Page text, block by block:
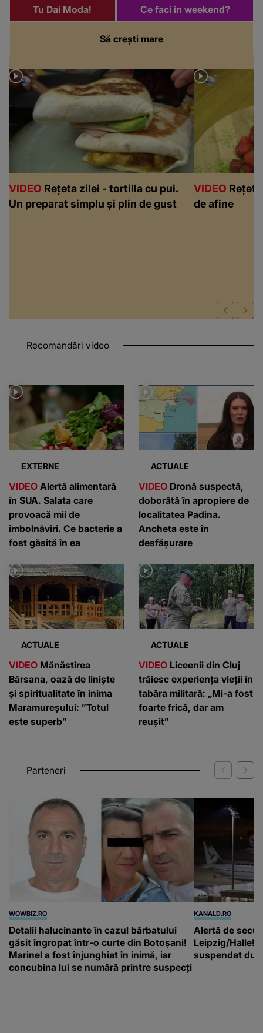
Să crești mare
Tu Dai Moda! Ce faci in weekend?
VIDEO Rețeta zilei - tortilla cu pui.
Un preparat simplu și plin de gust
VIDEO
de afine
Recomandări video
EXTERNE
VIDEO Alertă alimentară
în SUA. Salata care
provoacă mii de
îmbolnăviri. Ce bacterie a
fost găsită în ea
ACTUALE
VIDEO Dronă suspectă,
doborâtă în apropiere de
localitatea Padina.
Ancheta este în
desfășurare
ACTUALE
VIDEO Mănăstirea
Bârsana, oază de liniște
și spiritualitate în inima
Maramureșului: ”Totul
este superb”
ACTUALE
VIDEO Liceenii din Cluj
trăiesc experiența vieții în
tabăra militară: „Mi-a fost
foarte frică, dar am
reușit”
Parteneri
WOWBIZ.RO
Detalii halucinante în cazul bărbatului
găsit îngropat într-o curte din Botoșani!
Marinel a fost înjunghiat în inimă, iar
concubina lui se numără printre suspecți
KANALD.RO
Alertă de
Leipzig/Halle!
suspendat